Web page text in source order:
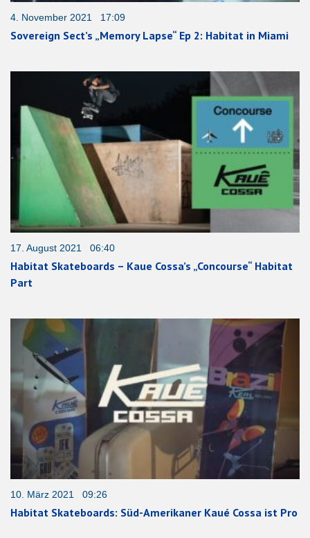
4. November 2021 17:09
Sovereign Sect’s „Memory Lapse“ Ep 2: Habitat in Miami
17. August 2021 06:40
Habitat Skateboards – Kaue Cossa’s „Concourse“ Habitat
Part
10. März 2021 09:26
Habitat Skateboards: Süd-Amerikaner Kaué Cossa ist Pro